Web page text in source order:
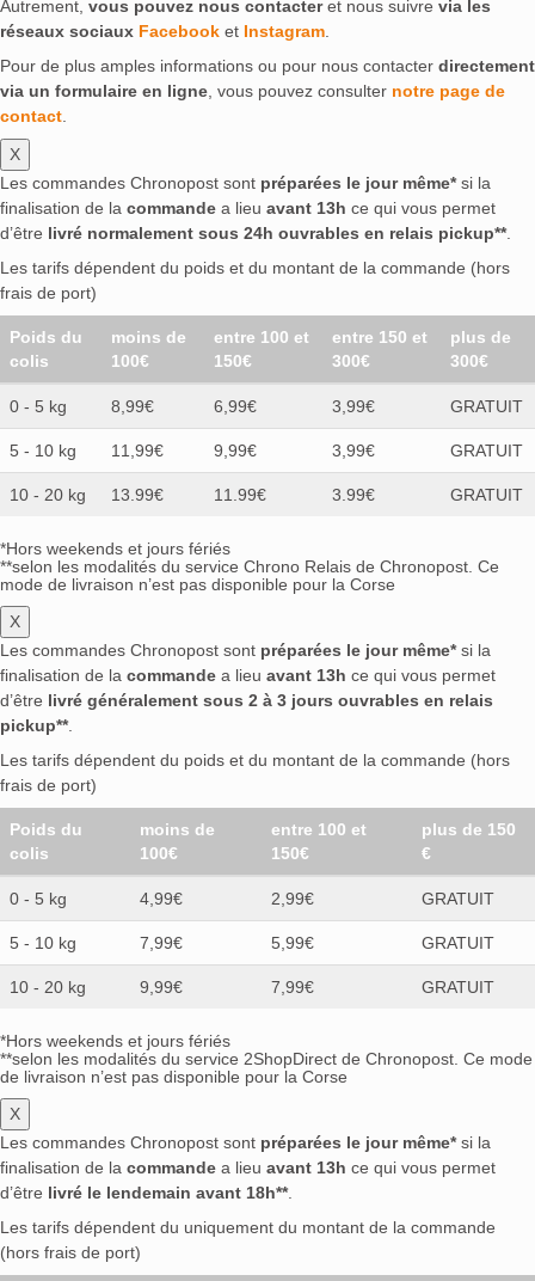
Autrement, vous pouvez nous contacteret nous suivre via les
réseaux sociaux Facebook et Instagram.
Pour de plus amples informations ou pour nous contacter directement
via un formulaire en ligne, vous pouvez consulter notre page de
contact.
X
Les commandes Chronopost sont préparées le jour même*si la
finalisation de la commande a lieu avant 13h ce qui vous permet
d’être livré normalement sous 24h ouvrables en relais pickup**.
Les tarifs dépendent du poids et du montant de la commande (hors
frais de port)
Poids du
colis
moins de
100€
entre 100 et
150€
entre 150 et
300€
plus de
300€
0 - 5 kg 8,99€ 6,99€ 3,99€ GRATUIT
5 - 10 kg 11,99€ 9,99€ 3,99€ GRATUIT
10 - 20 kg 13.99€ 11.99€ 3.99€ GRATUIT
*Hors weekends et jours fériés
**selon les modalités du service Chrono Relais de Chronopost. Ce
mode de livraison n’est pas disponible pour la Corse
X
Les commandes Chronopost sont préparées le jour même*si la
finalisation de la commande a lieu avant 13h ce qui vous permet
d’être livré généralement sous 2 à 3 jours ouvrables en relais
pickup**.
Les tarifs dépendent du poids et du montant de la commande (hors
frais de port)
Poids du
colis
moins de
100€
entre 100 et
150€
plus de 150
€
0 - 5 kg 4,99€ 2,99€ GRATUIT
5 - 10 kg 7,99€ 5,99€ GRATUIT
10 - 20 kg 9,99€ 7,99€ GRATUIT
*Hors weekends et jours fériés
**selon les modalités du service 2ShopDirect de Chronopost. Ce mode
de livraison n’est pas disponible pour la Corse
X
Les commandes Chronopost sont préparées le jour même*si la
finalisation de la commande a lieu avant 13h ce qui vous permet
d’être livré le lendemain avant 18h**.
Les tarifs dépendent du uniquement du montant de la commande
(hors frais de port)